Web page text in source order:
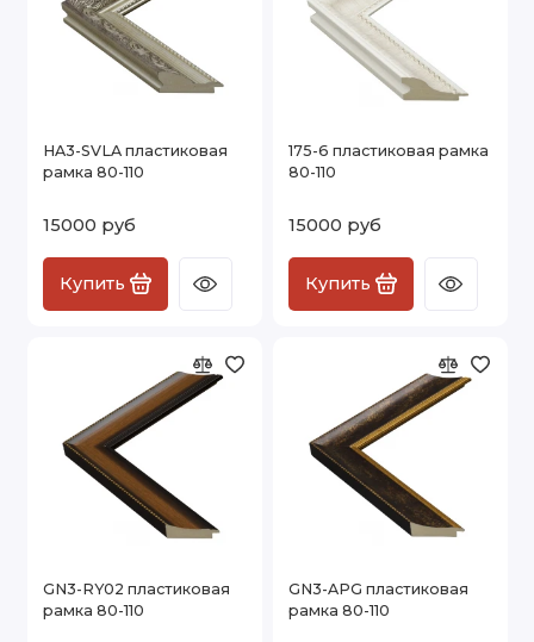
HA3-SVLA пластиковая
рамка 80-110
15000 руб
Купить
175-6 пластиковая рамка
80-110
15000 руб
Купить
GN3-RY02 пластиковая
рамка 80-110
GN3-APG пластиковая
рамка 80-110